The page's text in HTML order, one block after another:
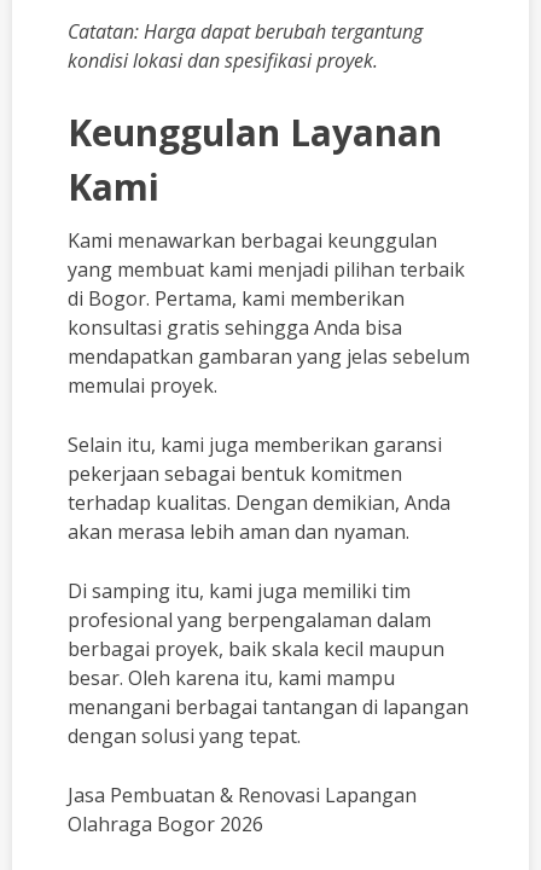
Catatan: Harga dapat berubah tergantung
kondisi lokasi dan spesifikasi proyek.
Keunggulan Layanan
Kami
Kami menawarkan berbagai keunggulan
yang membuat kami menjadi pilihan terbaik
di Bogor. Pertama, kami memberikan
konsultasi gratis sehingga Anda bisa
mendapatkan gambaran yang jelas sebelum
memulai proyek.
Selain itu, kami juga memberikan garansi
pekerjaan sebagai bentuk komitmen
terhadap kualitas. Dengan demikian, Anda
akan merasa lebih aman dan nyaman.
Di samping itu, kami juga memiliki tim
profesional yang berpengalaman dalam
berbagai proyek, baik skala kecil maupun
besar. Oleh karena itu, kami mampu
menangani berbagai tantangan di lapangan
dengan solusi yang tepat.
Jasa Pembuatan & Renovasi Lapangan
Olahraga Bogor 2026